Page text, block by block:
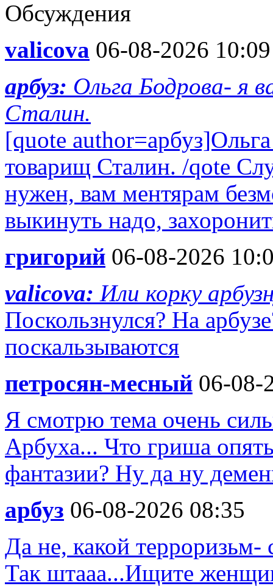
Обсуждения
valicova 06-08-2026 10:09
арбуз: Ольга Бодрова- я
Сталин.
[quote
товарищ Сталин. /qote
нужен, вам ментярам
выкинуть надо,
григорий 06-08-2026
valicova: Или корку
Поскользнулся? На
поскальзываются
петросян-месный 06-08-
Я смотрю тема очень
Арбуха... Что гриша
фантазии? Ну да ну
арбуз 06-08-2026 08:35
Да не, какой терроризьм-
Так штааа...Ищите